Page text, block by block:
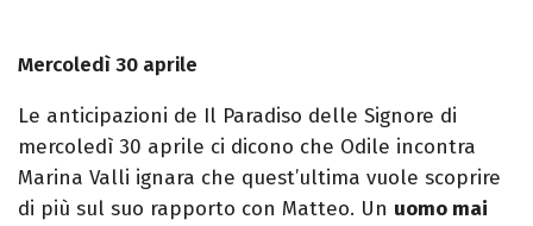
Mercoledì 30 aprile
Le anticipazioni de Il Paradiso delle Signore di
mercoledì 30 aprile ci dicono che Odile incontra
Marina Valli ignara che quest’ultima vuole scoprire
di più sul suo rapporto con Matteo. Un uomo mai